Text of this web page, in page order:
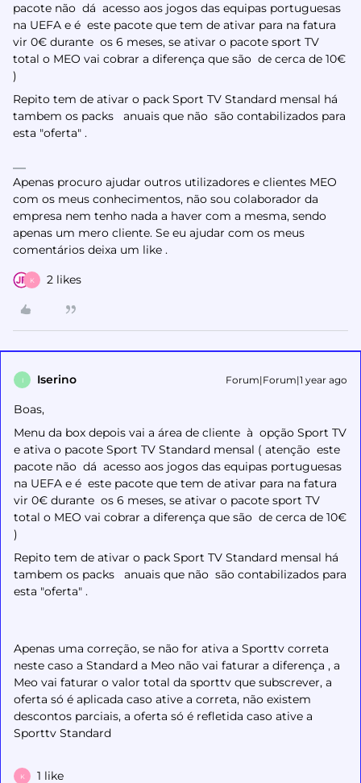
pacote não dá acesso aos jogos das equipas portuguesas
na UEFA e é este pacote que tem de ativar para na fatura
vir 0€ durante os 6 meses, se ativar o pacote sport TV
total o MEO vai cobrar a diferença que são de cerca de 10€
)
Repito tem de ativar o pack Sport TV Standard mensal há
tambem os packs anuais que não são contabilizados para
esta "oferta" .
Apenas procuro ajudar outros utilizadores e clientes MEO
com os meus conhecimentos, não sou colaborador da
empresa nem tenho nada a haver com a mesma, sendo
apenas um mero cliente. Se eu ajudar com os meus
comentários deixa um like .
K 2 likes
I Iserino Forum|Forum|1 year ago
Boas,
Menu da box depois vai a área de cliente à opção Sport TV
e ativa o pacote Sport TV Standard mensal ( atenção este
pacote não dá acesso aos jogos das equipas portuguesas
na UEFA e é este pacote que tem de ativar para na fatura
vir 0€ durante os 6 meses, se ativar o pacote sport TV
total o MEO vai cobrar a diferença que são de cerca de 10€
)
Repito tem de ativar o pack Sport TV Standard mensal há
tambem os packs anuais que não são contabilizados para
esta "oferta" .
Apenas uma correção, se não for ativa a Sporttv correta
neste caso a Standard a Meo não vai faturar a diferença , a
Meo vai faturar o valor total da sporttv que subscrever, a
oferta só é aplicada caso ative a correta, não existem
descontos parciais, a oferta só é refletida caso ative a
Sporttv Standard
K 1 like